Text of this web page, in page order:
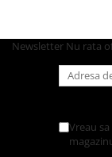
Platouri
Articole din XPS
Articole pentru
Newsletter Nu rata
Vreau